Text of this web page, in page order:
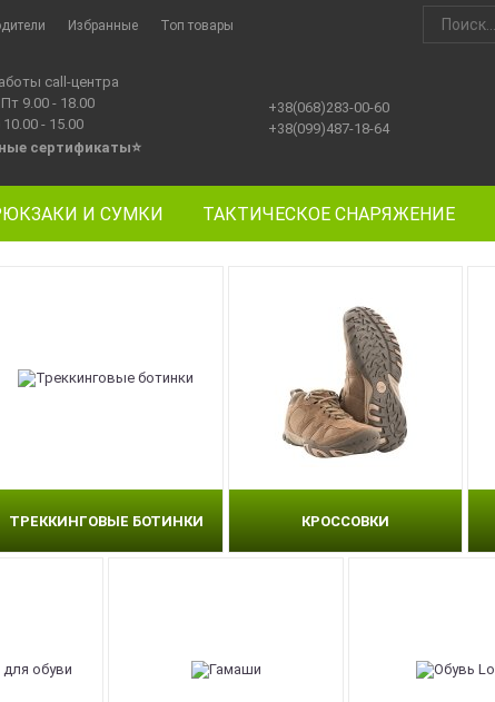
Избранные Топ товары
call-центра
9.00 - 18.00
10.00 - 15.00
сертификаты⭐
+38(068)283-00-60
+38(099)487-18-64
И СУМКИ ТАКТИЧЕСКОЕ СНАРЯЖЕНИЕ
ТРЕККИНГОВЫЕ БОТИНКИ КРОССОВКИ